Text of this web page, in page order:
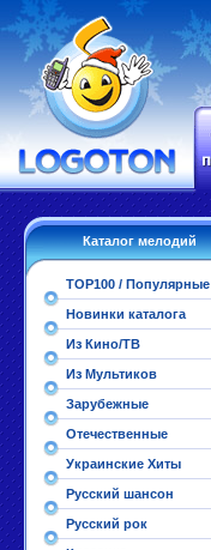
Каталог мелодий
TOP100 / Популярные
Новинки каталога
Из Кино/ТВ
Из Мультиков
Зарубежные
Отечественные
Украинские Хиты
Русский шансон
Русский рок